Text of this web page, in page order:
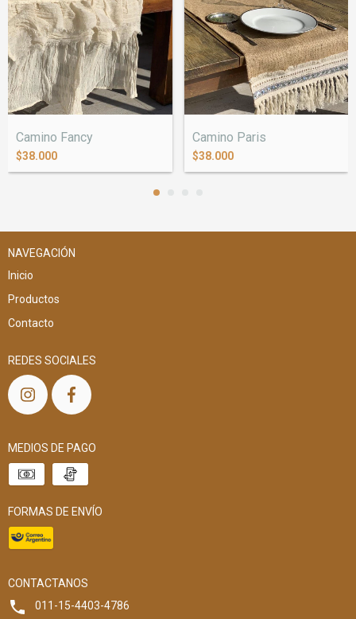
Camino Fancy
$38.000
Camino Paris
$38.000
NAVEGACIÓN
Inicio
Productos
Contacto
REDES SOCIALES
MEDIOS DE PAGO
FORMAS DE ENVÍO
CONTACTANOS
011-15-4403-4786